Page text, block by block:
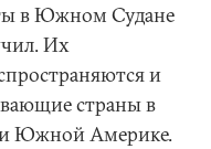
в Южном Судане
Их
и
страны в
и Южной Америке.